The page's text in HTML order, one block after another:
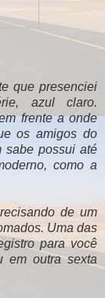
que presenciei
azul claro.
frente a onde
os amigos do
sabe possui até
como a
de um
Uma das
para você
em outra sexta